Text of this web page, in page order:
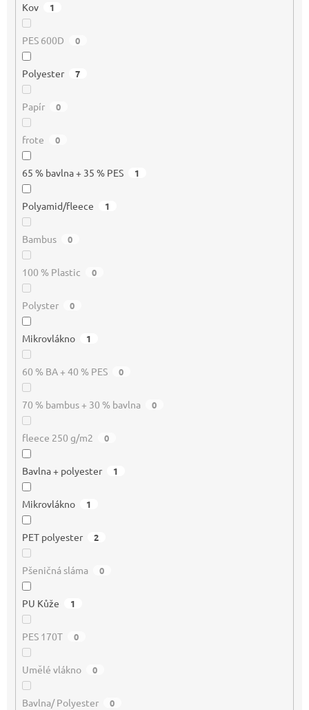
Kov 1
PES 600D 0
Polyester 7
Papír 0
frote 0
65 % bavlna + 35 % PES 1
Polyamid/fleece 1
Bambus 0
100 % Plastic 0
Polyster 0
Mikrovlákno 1
60 % BA + 40 % PES 0
70 % bambus + 30 % bavlna 0
fleece 250 g/m2 0
Bavlna + polyester 1
Mikrovlákno 1
PET polyester 2
Pšeničná sláma 0
PU Kůže 1
PES 170T 0
Umělé vlákno 0
Bavlna/ Polyester 0